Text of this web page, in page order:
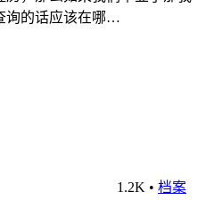
询的话应该在哪…
1.2K • 档案